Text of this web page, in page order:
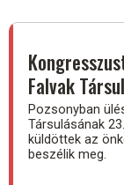
Falvak
Pozsonyban
Társulásának
küldöttek az
beszélik meg.